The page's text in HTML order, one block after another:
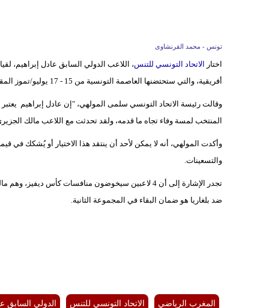
تونس - محمد القرنشاوى
اختار الاتحاد التونسي للتنس، اللاعب الدولي السابق عادل إبراهيم،
أفريقية، والتي ستحتضنها العاصمة التونسية من 15 - 17 يوليو/تموز المقبل، والتي سيواجه فيها نسور قرطاج منتخب بلغاريا.
وقالت رئيسة الاتحاد التونسي سلمى المولهي، "إن عادل إبراهيم يعتبر
المنتخب لمسة وفاء تجاه ما قدمه، ولقد تحدثت مع اللاعب مالك
وأكدت المولهي، أنه لا يمكن لأحد أن ينتقد هذا الاختيار أو يُشكك في
والتسعينات.
تجدر الإشارة إلى أن 4 لاعبين سيخوضون منافسات كأس ديفيز، وهم مالك الجزيري، وأنيس غربال، واسكندر منصوري، وعزيز دوقاز، وسيكون هدف
ضد بلغاريا هو ضمان البقاء في المجموعة الثانية.
المغرب الرياضي الاتحاد التونسي للتنس الدولي السابق